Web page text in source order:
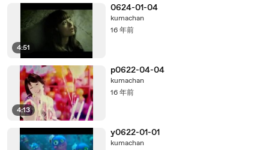
4:51
0624-01-04
kumachan
16 年前
4:13
p0622-04-04
kumachan
16 年前
y0622-01-01
kumachan